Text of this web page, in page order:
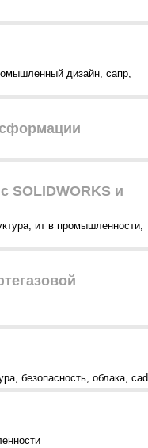
дизайн, сапр,
SOLIDWORKS и
, ит в промышленности,
, безопасность, облака, cad